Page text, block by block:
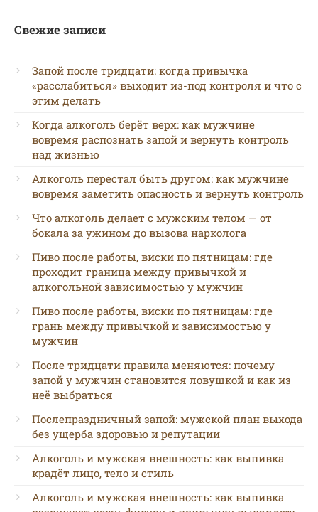
Свежие записи
Запой после тридцати: когда привычка
«расслабиться» выходит из-под контроля и что с
этим делать
Когда алкоголь берёт верх: как мужчине
вовремя распознать запой и вернуть контроль
над жизнью
Алкоголь перестал быть другом: как мужчине
вовремя заметить опасность и вернуть контроль
Что алкоголь делает с мужским телом — от
бокала за ужином до вызова нарколога
Пиво после работы, виски по пятницам: где
проходит граница между привычкой и
алкогольной зависимостью у мужчин
Пиво после работы, виски по пятницам: где
грань между привычкой и зависимостью у
мужчин
После тридцати правила меняются: почему
запой у мужчин становится ловушкой и как из
неё выбраться
Послепраздничный запой: мужской план выхода
без ущерба здоровью и репутации
Алкоголь и мужская внешность: как выпивка
крадёт лицо, тело и стиль
Алкоголь и мужская внешность: как выпивка